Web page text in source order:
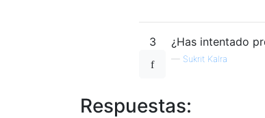
3 ¿Has intentado
— Sukrit Kalra
Respuestas: